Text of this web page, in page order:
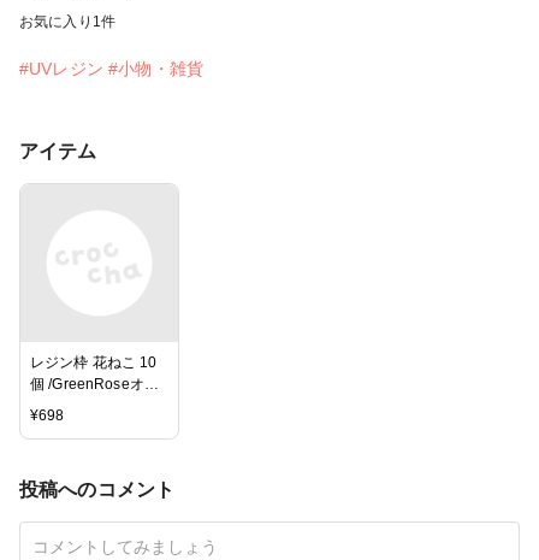
お気に入り 1 件
#UVレジン #小物・雑貨
アイテム
レジン枠 花ねこ 10
個 /GreenRoseオリ
ジナルデザイン/メタ
ツ/材
¥698
投稿へのコメント